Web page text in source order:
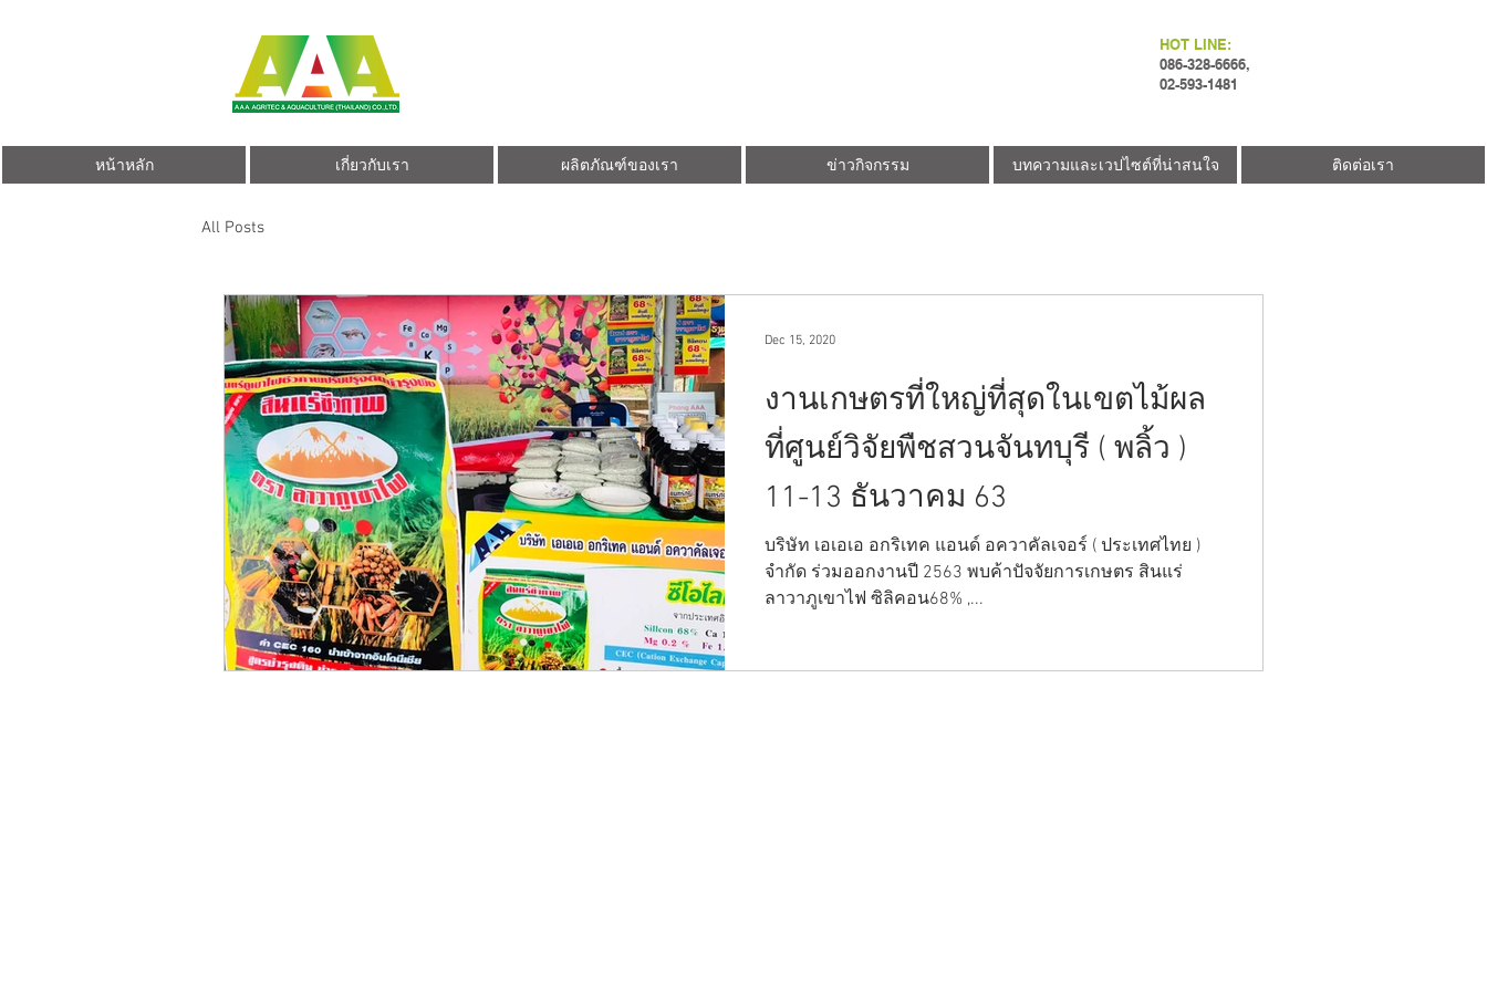
HOT LINE:
086-328-6666,
02-593-1481
หน้าหลัก เกี่ยวกับเรา ผลิตภัณฑ์ของเรา ข่าวกิจกรรม บทความและเวปไซต์ที่น่าสนใจ ติดต่อเรา
All Posts
งานเกษตรที่ใหญ่ที่สุดในเขตไม้ผล
ที่ศูนย์วิจัยพืชสวนจันทบุรี ( พลิ้ว )
11-13 ธันวาคม 63
บริษัท เอเอเอ อกริเทค แอนด์ อควาคัลเจอร์ ( ประเทศไทย )
จำกัด ร่วมออกงานปี 2563 พบค้าปัจจัยการเกษตร สินแร่
ลาวาภูเขาไฟ ซิลิคอน68% ,...
Dec 15, 2020